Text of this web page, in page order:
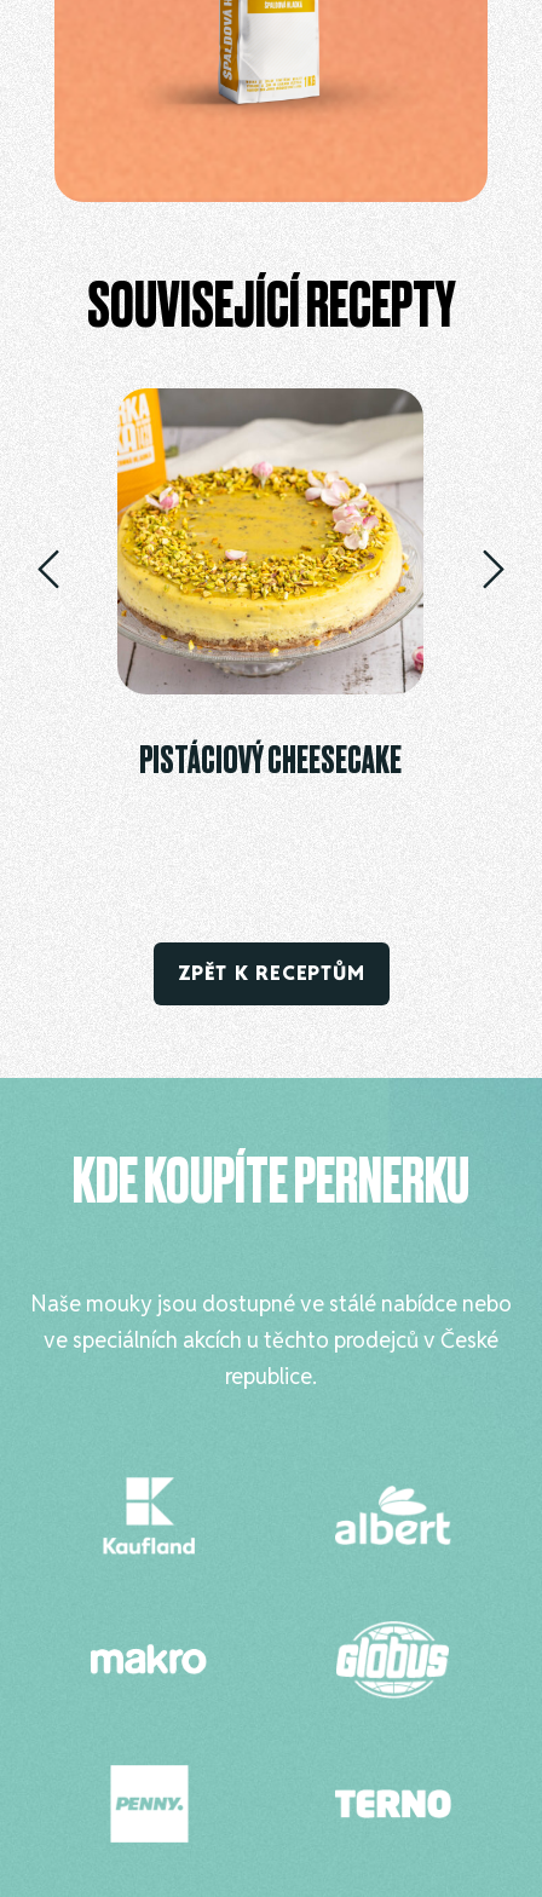
SOUVISEJÍCÍ RECEPTY
PISTÁCIOVÝ CHEESECAKE
ZPĚT K RECEPTŮM
KDE KOUPÍTE PERNERKU
Naše mouky jsou dostupné ve stálé nabídce nebo
ve speciálních akcích u těchto prodejců v České
republice.